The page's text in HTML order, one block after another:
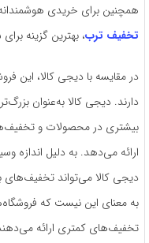
همچنین برای خریدی
تخفیف ترب، بهترین گزینه
در مقایسه با دیجی کالا، این
دارند. دیجی کالا به‌عنوان
بیشتری در محصولات و
ارائه می‌دهد. به دلیل اندازه
دیجی کالا می‌تواند تخفیف‌های
به معنای این نیست که
تخفیف‌های کمتری ارائه